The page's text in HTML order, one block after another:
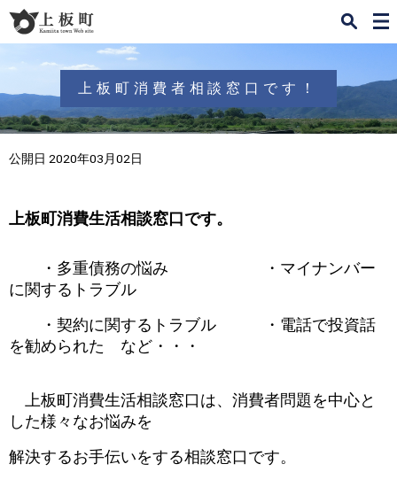
ー
上板町消費者相談窓口です！
公開日 2020年03月02日
上板町消費生活相談窓口です。
・多重債務の悩み ・マイナンバー
に関するトラブル
・契約に関するトラブル ・電話で投資話
を勧められた など・・・
上板町消費生活相談窓口は、消費者問題を中心と
した様々なお悩みを
解決するお手伝いをする相談窓口です。